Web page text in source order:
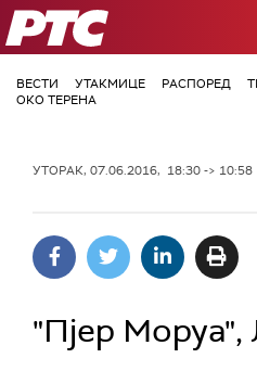
РТС
ВЕСТИ УТАКМИЦЕ РАСПОРЕД
ОКО ТЕРЕНА
УТОРАК, 07.06.2016, 18:30 -> 10:58
"Пјер Моруа",